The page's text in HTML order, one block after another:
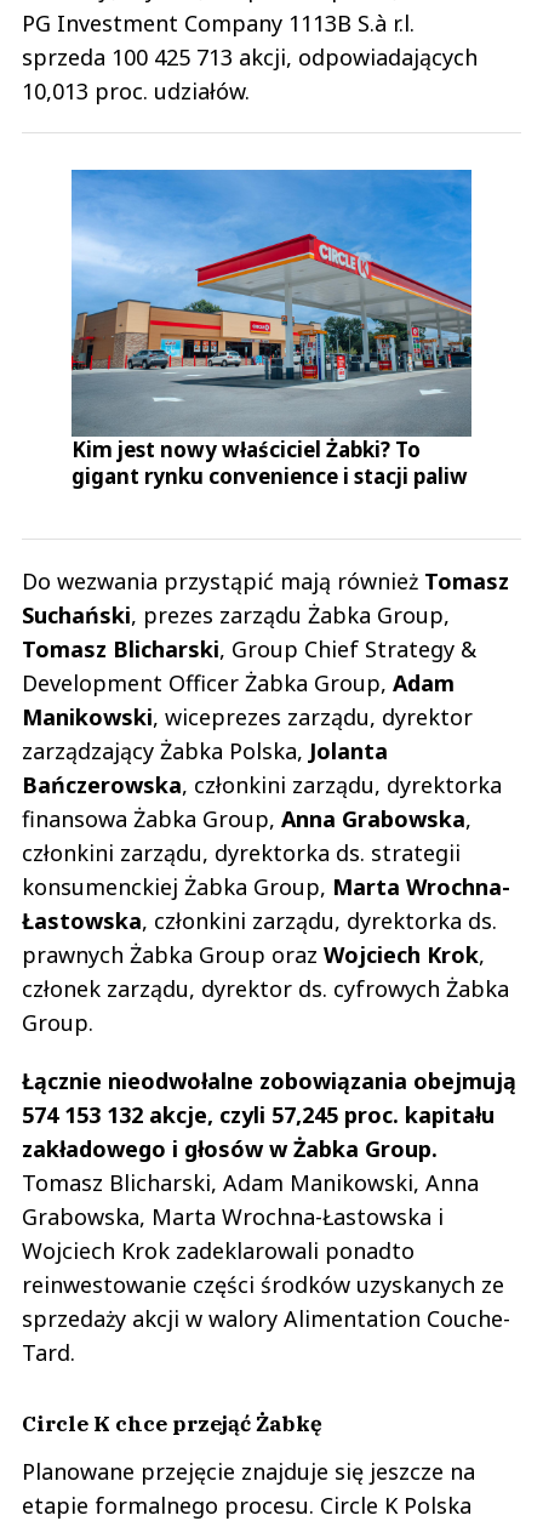
PG Investment Company 1113B S.à r.l.
sprzeda 100 425 713 akcji, odpowiadających
10,013 proc. udziałów.
Kim jest nowy właściciel Żabki? To
gigant rynku convenience i stacji paliw
Do wezwania przystąpić mają również Tomasz
Suchański, prezes zarządu Żabka Group,
Tomasz Blicharski, Group Chief Strategy &
Development Officer Żabka Group, Adam
Manikowski, wiceprezes zarządu, dyrektor
zarządzający Żabka Polska, Jolanta
Bańczerowska, członkini zarządu, dyrektorka
finansowa Żabka Group, Anna Grabowska,
członkini zarządu, dyrektorka ds. strategii
konsumenckiej Żabka Group, Marta Wrochna-
Łastowska, członkini zarządu, dyrektorka ds.
prawnych Żabka Group oraz Wojciech Krok,
członek zarządu, dyrektor ds. cyfrowych Żabka
Group.
Łącznie nieodwołalne zobowiązania obejmują
574 153 132 akcje, czyli 57,245 proc. kapitału
zakładowego i głosów w Żabka Group.
Tomasz Blicharski, Adam Manikowski, Anna
Grabowska, Marta Wrochna-Łastowska i
Wojciech Krok zadeklarowali ponadto
reinwestowanie części środków uzyskanych ze
sprzedaży akcji w walory Alimentation Couche-
Tard.
Circle K chce przejąć Żabkę
Planowane przejęcie znajduje się jeszcze na
etapie formalnego procesu. Circle K Polska